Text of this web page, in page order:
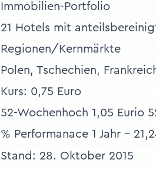
Immobilien-Portfolio
21 Hotels mit
Regionen/Kernmärkte
Polen, Tschechien,
Kurs: 0,75 Euro
52-Wochenhoch 1,05 Eurio
% Performanace 1 Jahr -
Stand: 28. Oktober 2015